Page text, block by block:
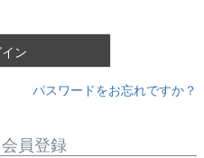
ン
パスワードをお忘れですか？
員登録